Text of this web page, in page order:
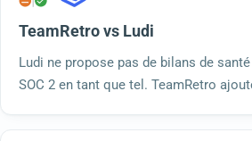
TeamRetro vs Ludi
Ludi ne propose pas de bilans de
SOC 2 en tant que tel. TeamRetro
regroupement et les synthèses par IA,